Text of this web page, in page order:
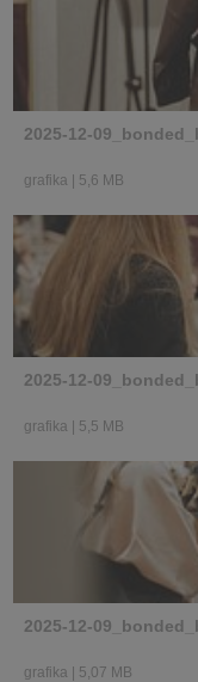
2025-12-
grafika 5,6 MB
2025-12-
grafika 5,5 MB
2025-12-
grafika 5,07 MB